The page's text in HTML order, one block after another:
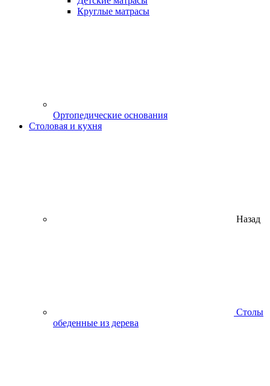
Круглые матрасы
Ортопедические основания
Столовая и кухня
Назад
Столы
обеденные из дерева